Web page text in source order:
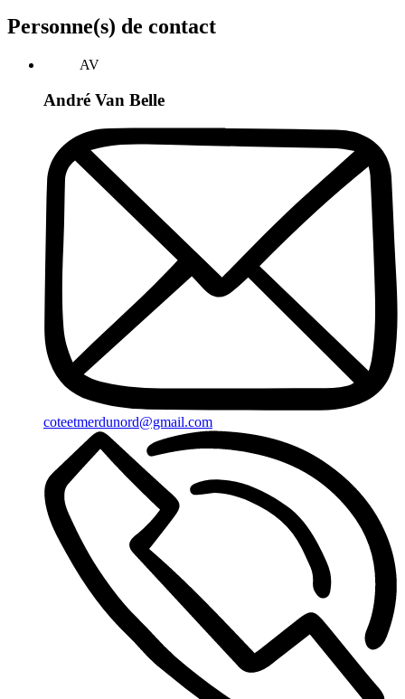
Personne(s) de contact
AV
André Van Belle
coteetmerdunord@gmail.com